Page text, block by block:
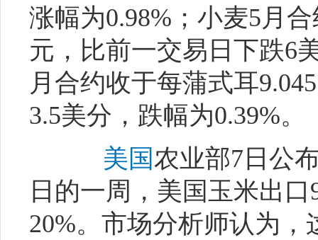
涨幅为0.98%；小麦5月
元，比前一交易日下跌6
月合约收于每蒲式耳
3.5美分，跌幅为0.39%。
美国农业部7日公
日的一周，美国玉米出
20%。市场分析师认为